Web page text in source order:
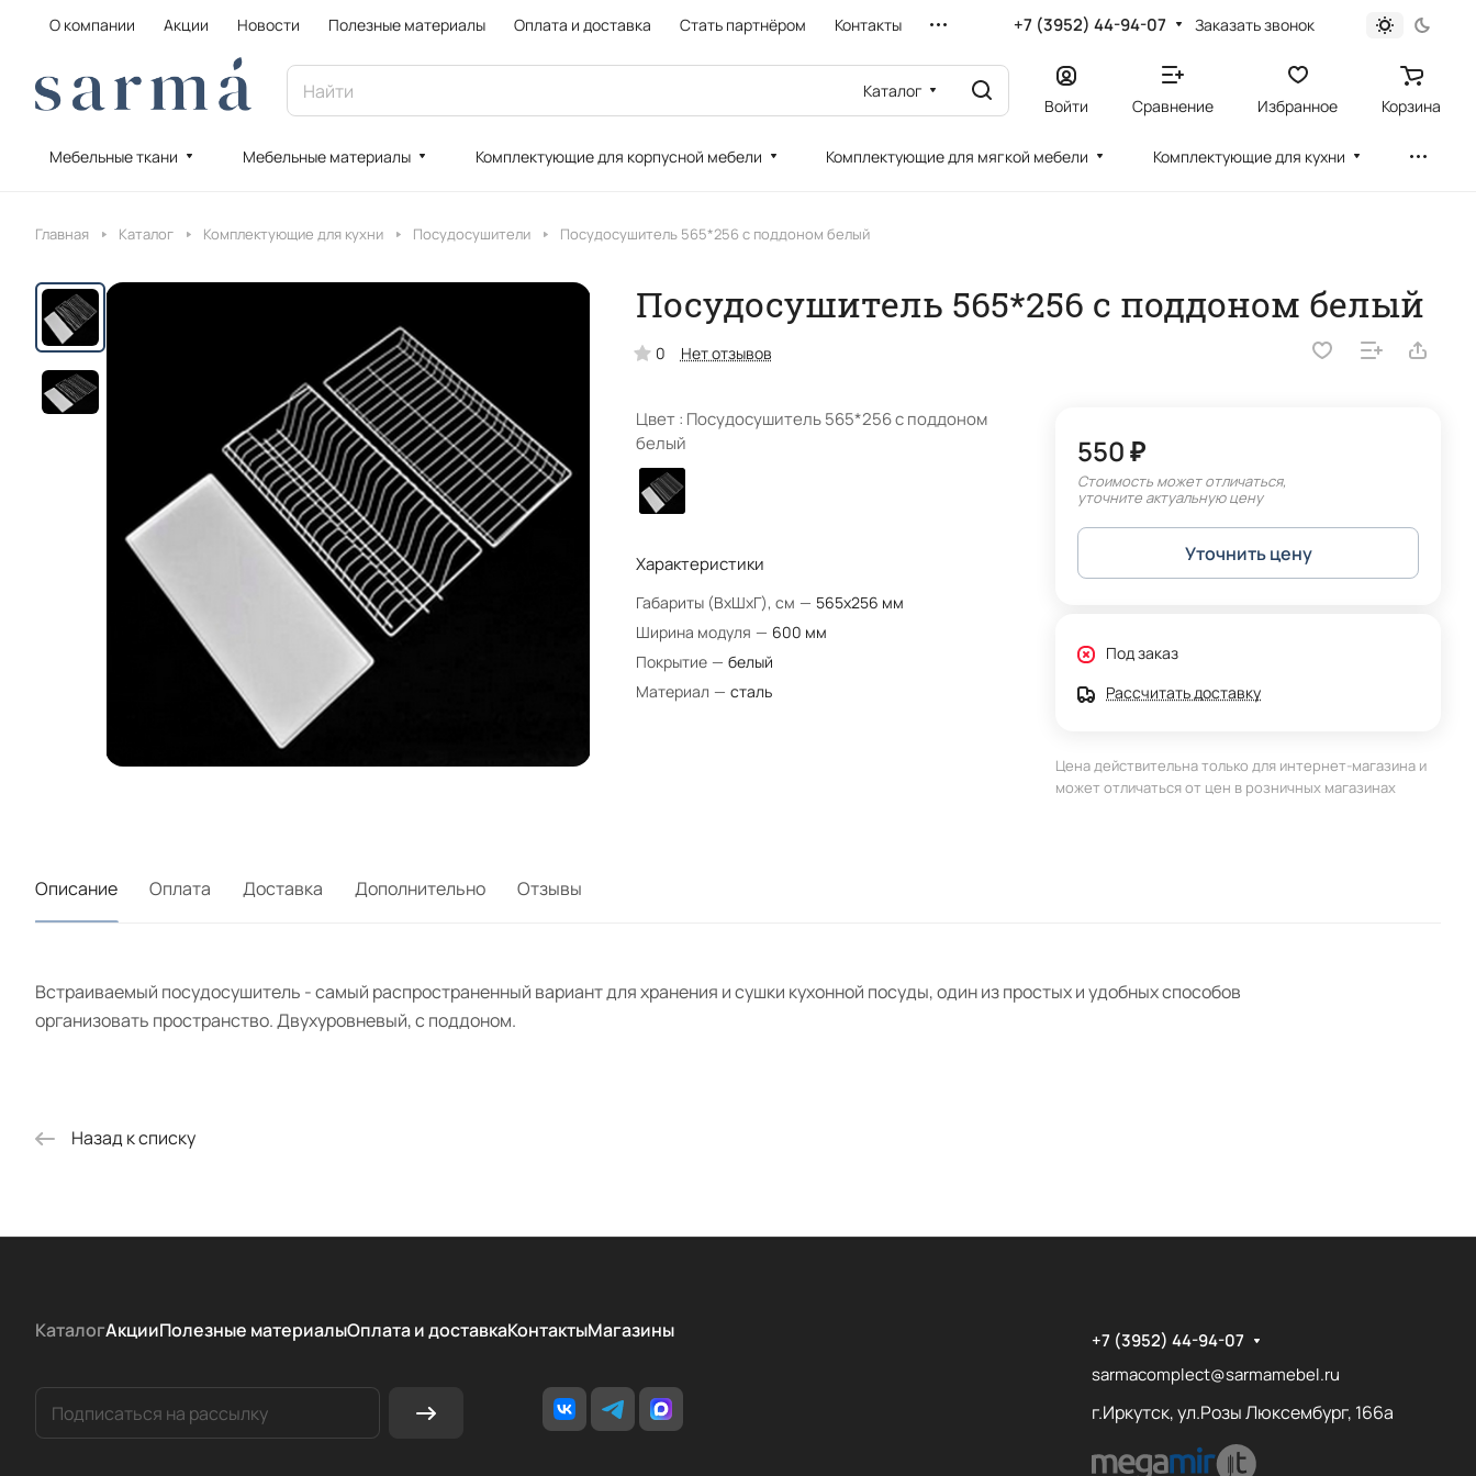
О компании Акции Новости Полезные материалы Оплата и доставка Стать партнёром Контакты +7 (3952) 44-94-07 Заказать звонок
Каталог
Войти Сравнение Избранное Корзина
Мебельные ткани Мебельные материалы Комплектующие для корпусной мебели Комплектующие для мягкой мебели Комплектующие для кухни
Главная Каталог Комплектующие для кухни Посудосушители Посудосушитель 565*256 с поддоном белый
Посудосушитель 565*256 с поддоном белый
0 Нет отзывов
Цвет : Посудосушитель 565*256 с поддоном
белый
Характеристики
Габариты (ВхШхГ), см — 565х256 мм
Ширина модуля — 600 мм
Покрытие — белый
Материал — сталь
550 ₽
Стоимость может отличаться,
уточните актуальную цену
Уточнить цену
Под заказ
Рассчитать доставку
Цена действительна только для интернет-магазина и
может отличаться от цен в розничных магазинах
Описание Оплата Доставка Дополнительно Отзывы
Встраиваемый посудосушитель - самый распространенный вариант для хранения и сушки кухонной посуды, один из простых и удобных способов
организовать пространство. Двухуровневый, с поддоном.
Назад к списку
КаталогАкцииПолезные материалыОплата и доставкаКонтактыМагазины
+7 (3952) 44-94-07
sarmacomplect@sarmamebel.ru
г.Иркутск, ул.Розы Люксембург, 166а